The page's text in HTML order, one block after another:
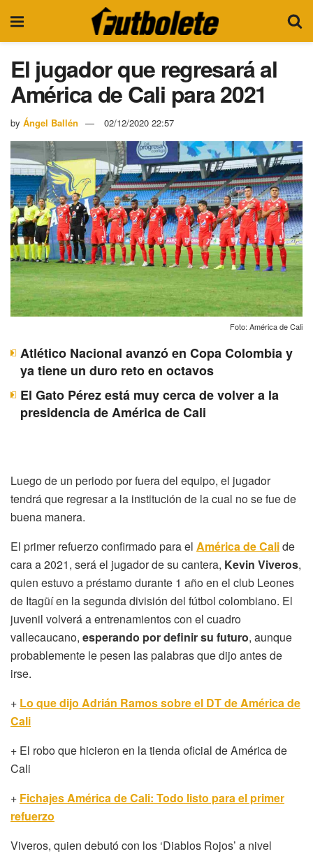
El jugador que regresará al
América de Cali para 2021
by Ángel Ballén 02/12/2020 22:57
Foto: América de Cali
Atlético Nacional avanzó en Copa Colombia y
ya tiene un duro reto en octavos
El Gato Pérez está muy cerca de volver a la
presidencia de América de Cali
Luego de un periodo por fuera del equipo, el jugador
tendrá que regresar a la institución de la cual no se fue de
buena manera.
El primer refuerzo confirmado para el América de Calide
cara a 2021, será el jugador de su cantera, Kevin Viveros,
quien estuvo a préstamo durante 1 año en el club Leones
de Itagüí en la segunda división del fútbol colombiano. El
juvenil volverá a entrenamientos con el cuadro
vallecaucano, esperando por definir su futuro, aunque
probablemente le pesen las palabras que dijo antes de
irse.
+ Lo que dijo Adrián Ramos sobre el DT de América de
Cali
+ El robo que hicieron en la tienda oficial de América de
Cali
+ Fichajes América de Cali: Todo listo para el primer
refuerzo
Viveros, quien debutó con los ‘Diablos Rojos’ a nivel